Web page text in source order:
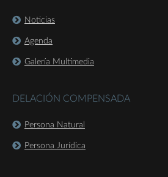
Noticias
Agenda
Galería Multimedia
DELACIÓN COMPENSADA
Persona Natural
Persona Jurídica